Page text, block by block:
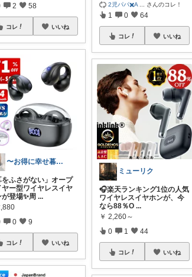
2 58
コレ いいね
〜お得に幸せ暮らし〜
をふさがない」オープ
ヤー型ワイヤレスイヤ
登場✨周 ...
0 9
コレ いいね
2児パパ✖️A さんのコレ！
1 0 64
コレ いいね
ミューリク
🎧楽天ランキング1位の人気
ワイヤレスイヤホンが、今
なら88％O ...
￥ 2,260～
0 1 44
コレ いいね